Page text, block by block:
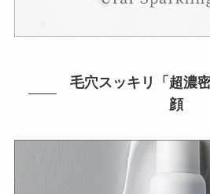
毛穴スッキリ「超濃
顔